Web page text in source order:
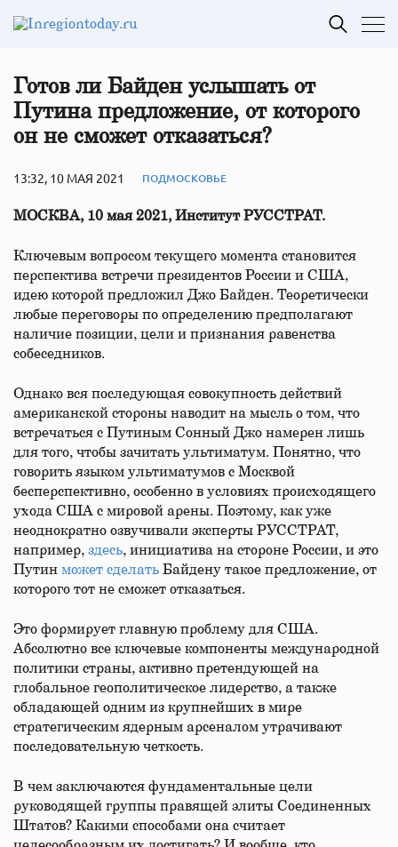
Готов ли Байден услышать от
Путина предложение, от которого
он не сможет отказаться?
13:32, 10 МАЯ 2021 ПОДМОСКОВЬЕ
МОСКВА, 10 мая 2021, Институт РУССТРАТ.
Ключевым вопросом текущего момента становится
перспектива встречи президентов России и США,
идею которой предложил Джо Байден. Теоретически
любые переговоры по определению предполагают
наличие позиции, цели и признания равенства
собеседников.
Однако вся последующая совокупность действий
американской стороны наводит на мысль о том, что
встречаться с Путиным Сонный Джо намерен лишь
для того, чтобы зачитать ультиматум. Понятно, что
говорить языком ультиматумов с Москвой
бесперспективно, особенно в условиях происходящего
ухода США с мировой арены. Поэтому, как уже
неоднократно озвучивали эксперты РУССТРАТ,
например, здесь, инициатива на стороне России, и это
Путин может сделать Байдену такое предложение, от
которого тот не сможет отказаться.
Это формирует главную проблему для США.
Абсолютно все ключевые компоненты международной
политики страны, активно претендующей на
глобальное геополитическое лидерство, а также
обладающей одним из крупнейших в мире
стратегическим ядерным арсеналом утрачивают
последовательную четкость.
В чем заключаются фундаментальные цели
руководящей группы правящей элиты Соединенных
Штатов? Какими способами она считает